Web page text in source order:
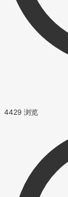
4429 浏览